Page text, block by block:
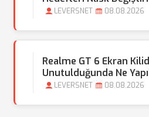
LEVERSNET 08.08.2026
Realme GT 6 Ekran
Unutulduğunda Ne
LEVERSNET 08.08.2026